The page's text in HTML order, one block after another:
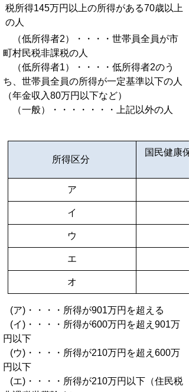
税所得145万円以上の所得がある70歳以上
の人
（低所得者2）・・・・世帯員全員が市
町村民税非課税の人
（低所得者1）・・・・低所得者2のう
ち、世帯員全員の所得が一定基準以下の人
（年金収入80万円以下など）
（一般）・・・・・・・上記以外の人
所得区分
国民健康
ア
イ
ウ
エ
オ
(ア)・・・・所得が901万円を超える
(イ)・・・・所得が600万円を超え901万
円以下
(ウ)・・・・所得が210万円を超え600万
円以下
(エ)・・・・所得が210万円以下（住民税